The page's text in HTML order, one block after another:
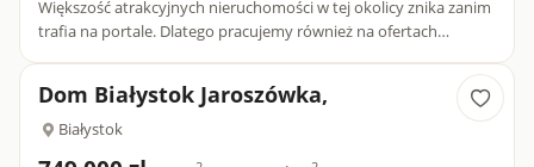
Większość atrakcyjnych nieruchomości w tej okolicy znika zanim
trafia na portale. Dlatego pracujemy również na ofertach
Dom Białystok Jaroszówka,
Białystok